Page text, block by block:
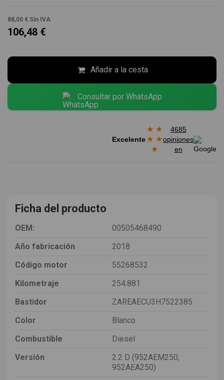
88,00 € Sin IVA
106,48 €
Añadir a la cesta
Consultar por WhatsApp
Excelente
★ ★
★ ★
★
4685
opiniones
en
Ficha del producto
OEM:
00505468490
Año fabricación
2018
Código motor
55268532
Kilometraje
254.881
Bastidor
ZAREAECU3H7522385
Color
Blanco
Combustible
Diesel
Versión
2.2 D (952AEM250,
952AEA250)